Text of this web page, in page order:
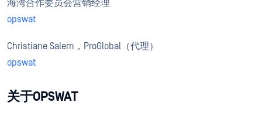
海湾合作委员会营销经理
opswat
Christiane Salem，ProGlobal（代理）
opswat
关于OPSWAT